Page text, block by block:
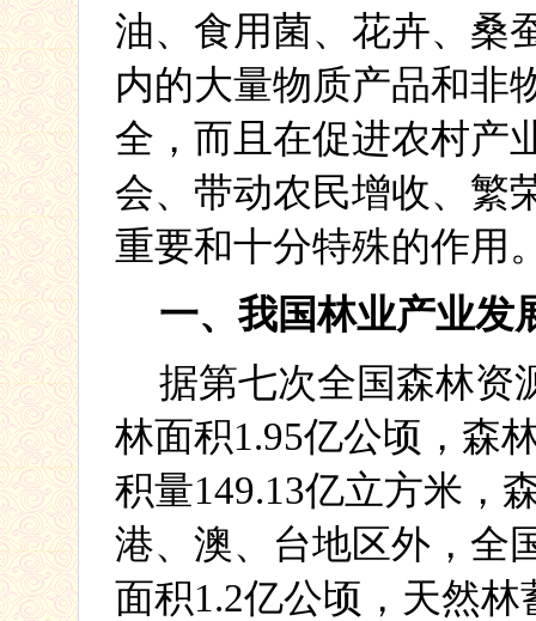
油、食用菌、花卉、桑
内的大量物质产品和非
全， 而且在促进农村产
会、带动农民增收、繁
重要和十分特殊的作用
一、我国林业产业发
据第七次全国森林资
林面积1.95亿公顷，森
积量149.13亿立方米，
港、澳、台地区外，全
面积1.2亿公顷，天然林